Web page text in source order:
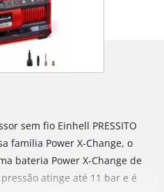
sem fio Einhell PRESSITO
família Power X-Change, o
bateria Power X-Change de
atinge até 11 bar e é